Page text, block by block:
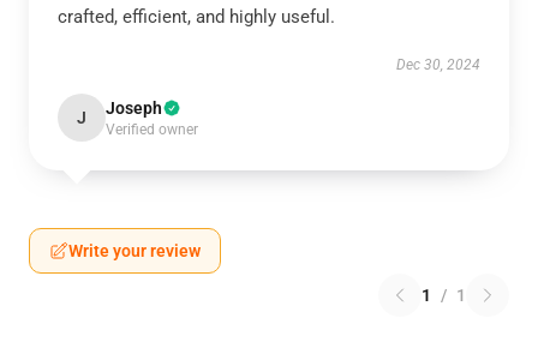
crafted, efficient, and highly useful.
Dec 30, 2024
J Joseph
Verified owner
Write your review
1 / 1